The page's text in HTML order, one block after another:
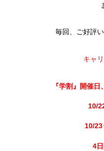
毎回、ご好評
キャ
『学割』開催
10/
10/
4